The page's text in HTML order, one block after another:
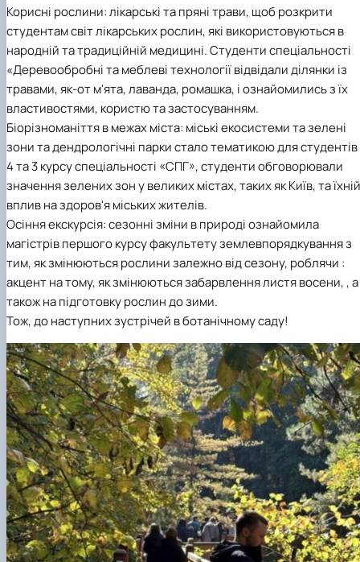
Корисні рослини: лікарські та пряні трави, щоб розкрити
студентам світ лікарських рослин, які використовуються в
народній та традиційній медицині. Студенти спеціальності
«Деревообробні та меблеві технології відвідали ділянки із
травами, як-от м'ята, лаванда, ромашка, і ознайомились з їх
властивостями, користю та застосуванням.
Біорізноманіття в межах міста: міські екосистеми та зелені
зони та дендрологічні парки стало тематикою для студентів
4 та 3 курсу спеціальності «СПГ», студенти обговорювали
значення зелених зон у великих містах, таких як Київ, та їхній
вплив на здоров'я міських жителів.
Осіння екскурсія: сезонні зміни в природі ознайомила
магістрів першого курсу факультету землевпорядкування з
тим, як змінюються рослини залежно від сезону, роблячи :
акцент на тому, як змінюються забарвлення листя восени, , а
також на підготовку рослин до зими.
Тож, до наступних зустрічей в ботанічному саду!